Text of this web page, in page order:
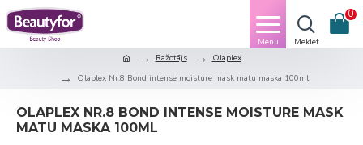
0
Ražotājs
Olaplex
Olaplex Nr.8 Bond intense moisture mask matu maska 100ml
OLAPLEX NR.8 BOND INTENSE MOISTURE MASK
MATU MASKA 100ML